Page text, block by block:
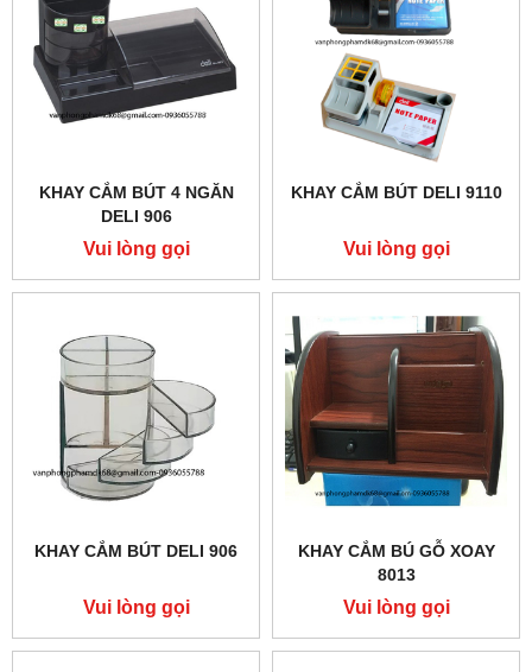
KHAY CẮM BÚT 4 NGĂN
DELI 906
Vui lòng gọi
KHAY CẮM BÚT DELI 9110
Vui lòng gọi
KHAY CẮM BÚT DELI 906
Vui lòng gọi
KHAY CẮM BÚ GỖ XOAY
8013
Vui lòng gọi